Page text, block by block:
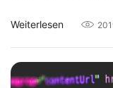
Weiterlesen